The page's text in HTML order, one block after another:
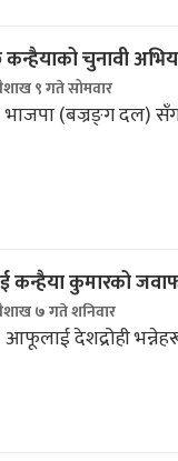
चुनावी
९ गते सोमवार
भाजपा (बज्रङ्‌ग दल)
कन्हैया कुमारको
७ गते शनिवार
आफूलाई देशद्रोही